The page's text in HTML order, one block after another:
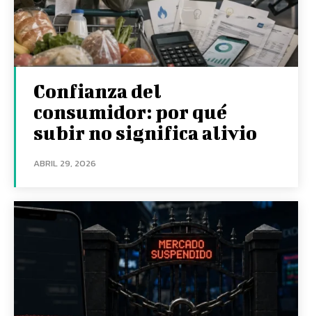
Confianza del
consumidor: por qué
subir no significa alivio
ABRIL 29, 2026